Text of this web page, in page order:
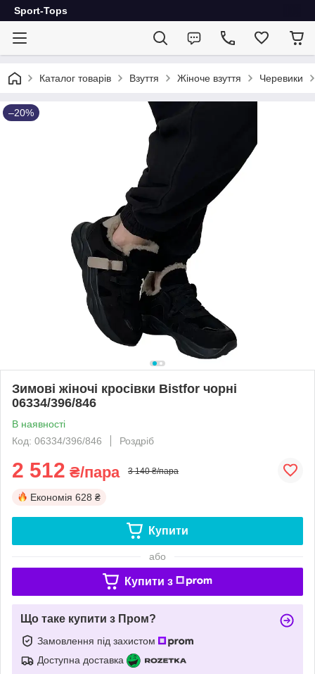
Sport-Tops
Каталог товарів Взуття Жіноче взуття Черевики
–20%
Зимові жіночі кросівки Bistfor чорні
06334/396/846
В наявності
Код: 06334/396/846
Роздріб
2 512 ₴/пара 3 140 ₴/пара
Економія 628 ₴
Купити
або
Купити з
Що таке купити з Пром?
Замовлення під захистом
Доступна доставка